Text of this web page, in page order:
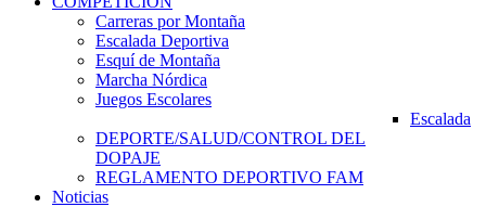
Carreras por Montaña
Escalada Deportiva
Esquí de Montaña
Marcha Nórdica
Juegos Escolares
Escalada
DEPORTE/SALUD/CONTROL DEL
DOPAJE
REGLAMENTO DEPORTIVO FAM
Noticias